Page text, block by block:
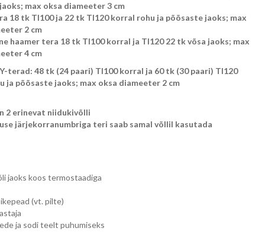
max oksa diameeter 3 cm
18 tk TI100 ja 22 tk TI120 korral rohu ja põõsaste jaoks; max
2 cm
haamer tera 18 tk TI100 korral ja TI120 22 tk võsa jaoks; max
4 cm
terad: 48 tk (24 paari) TI100 korral ja 60 tk (30 paari) TI120
ja põõsaste jaoks; max oksa diameeter 2 cm
2 erinevat niidukivõlli
järjekorranumbriga teri saab samal võllil kasutada
jaoks koos termostaadiga
(vt. pilte)
ja sodi teelt puhumiseks